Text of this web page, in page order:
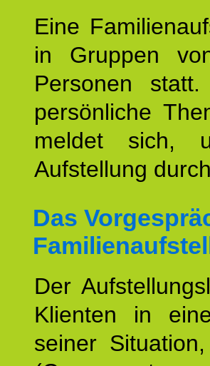
Eine
in Gruppen
Personen
persönliche
meldet sich,
Aufstellung
Das
Der
Klienten in
seiner